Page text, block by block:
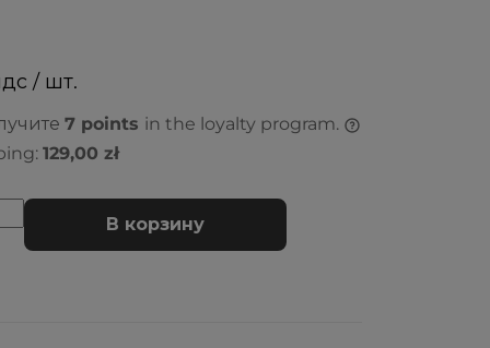
/ шт.
7 points in the loyalty program.
129,00 zł
В корзину